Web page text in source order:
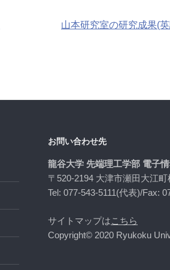
山本研究室の研究成果(
お問い合わせ先
龍谷大学 先端理工学部 電子
〒520-2194 大津市瀬田大江町
Tel: 077-543-5111(代表)/Fax:
サイトマップはこちら
Copyright© 2020 Ryukoku